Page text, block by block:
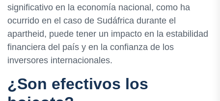
significativo en la economía nacional, como ha
ocurrido en el caso de Sudáfrica durante el
apartheid, puede tener un impacto en la estabilidad
financiera del país y en la confianza de los
inversores internacionales.
¿Son efectivos los